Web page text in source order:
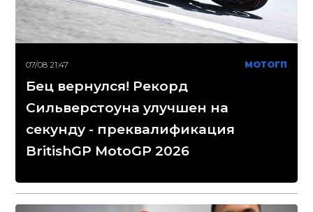
07/08 21:47 МОТОГП
Бец вернулся! Рекорд
Сильверстоуна улучшен на
секунду - преквалификация
BritishGP MotoGP 2026